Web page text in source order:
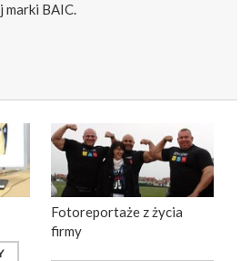
marki BAIC.
Fotoreportaże z życia
firmy